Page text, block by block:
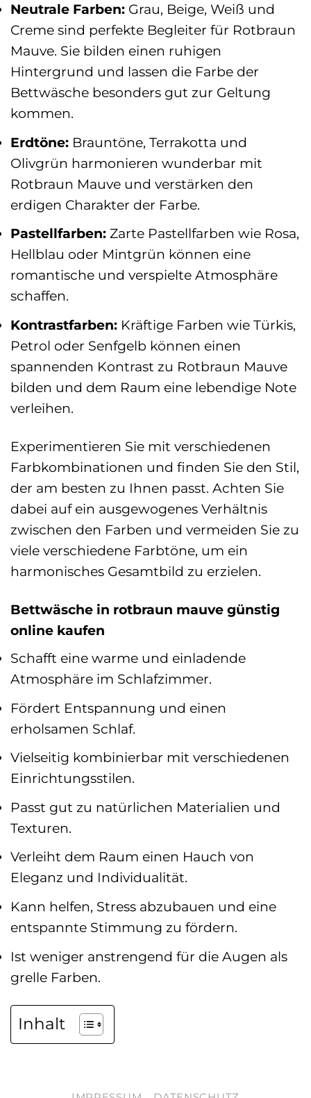
Neutrale Farben: Grau, Beige, Weiß und
Creme sind perfekte Begleiter für Rotbraun
Mauve. Sie bilden einen ruhigen
Hintergrund und lassen die Farbe der
Bettwäsche besonders gut zur Geltung
kommen.
Erdtöne: Brauntöne, Terrakotta und
Olivgrün harmonieren wunderbar mit
Rotbraun Mauve und verstärken den
erdigen Charakter der Farbe.
Pastellfarben: Zarte Pastellfarben wie Rosa,
Hellblau oder Mintgrün können eine
romantische und verspielte Atmosphäre
schaffen.
Kontrastfarben: Kräftige Farben wie Türkis,
Petrol oder Senfgelb können einen
spannenden Kontrast zu Rotbraun Mauve
bilden und dem Raum eine lebendige Note
verleihen.
Experimentieren Sie mit verschiedenen
Farbkombinationen und finden Sie den Stil,
der am besten zu Ihnen passt. Achten Sie
dabei auf ein ausgewogenes Verhältnis
zwischen den Farben und vermeiden Sie zu
viele verschiedene Farbtöne, um ein
harmonisches Gesamtbild zu erzielen.
Bettwäsche in rotbraun mauve günstig
online kaufen
Schafft eine warme und einladende
Atmosphäre im Schlafzimmer.
Fördert Entspannung und einen
erholsamen Schlaf.
Vielseitig kombinierbar mit verschiedenen
Einrichtungsstilen.
Passt gut zu natürlichen Materialien und
Texturen.
Verleiht dem Raum einen Hauch von
Eleganz und Individualität.
Kann helfen, Stress abzubauen und eine
entspannte Stimmung zu fördern.
Ist weniger anstrengend für die Augen als
grelle Farben.
Inhalt